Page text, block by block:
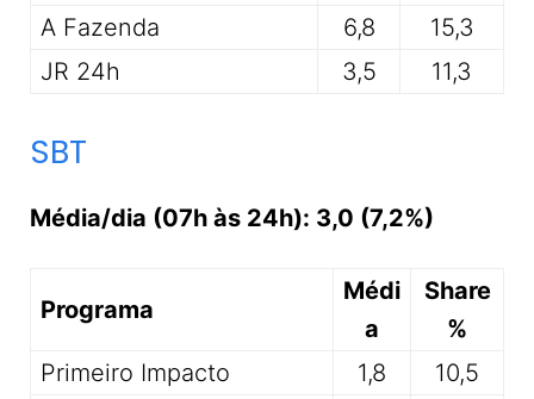
A Fazenda 6,8
15,3
JR 24h
3,5 11,3
SBT
Média/dia (07h às 24h): 3,0 (7,2%)
Programa
Médi
a
Share
%
Primeiro Impacto
1,8
10,5